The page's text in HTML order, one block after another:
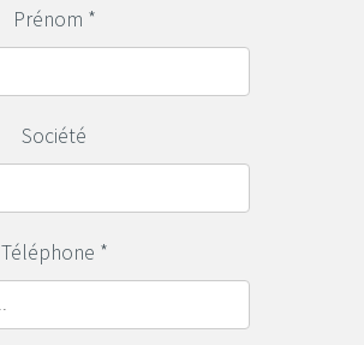
Prénom *
Société
Téléphone *